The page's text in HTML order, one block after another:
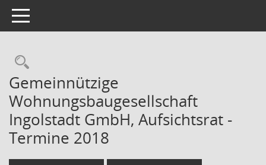
Toggle navigation
Rechercheauswahl
Gemeinnützige
Wohnungsbaugesellschaft
Ingolstadt GmbH, Aufsichtsrat -
Termine 2018